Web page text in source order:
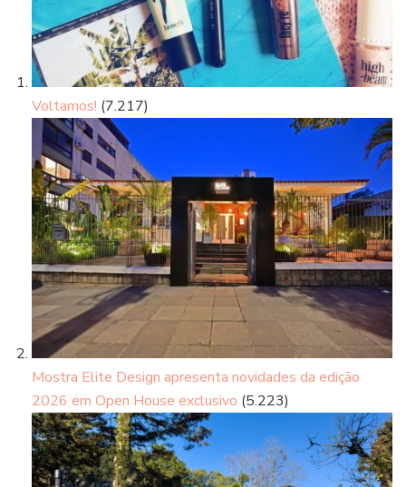
Voltamos! (7.217)
Mostra Elite Design apresenta novidades da edição
2026 em Open House exclusivo (5.223)